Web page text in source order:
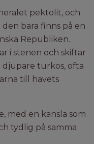
pektolit, och
bara finns på en
Republiken.
i stenen och skiftar
djupare turkos, ofta
till havets
med en känsla som
tydlig på samma